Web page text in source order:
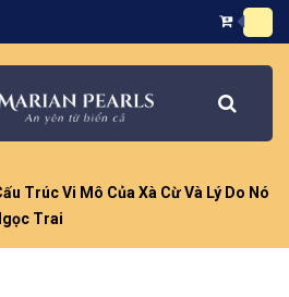
Trúc Vi Mô Của Xà Cừ Và Lý Do Nó
Trai